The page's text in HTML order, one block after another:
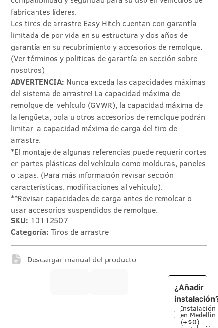
fabricantes líderes.
Los tiros de arrastre Easy Hitch cuentan con garantía
limitada de por vida en su estructura y dos años de
garantía en su recubrimiento y accesorios de remolque.
(Ver términos y politicas de garantía en sección sobre
nosotros)
ADVERTENCIA: Nunca exceda las capacidades máximas
del sistema de arrastre! La capacidad máxima de
remolque del vehículo (GVWR), la capacidad máxima de
la lengüeta, bola u otros accesorios de remolque podrán
limitar la capacidad máxima de carga del tiro de
arrastre.
*El montaje de algunas referencias puede requerir cortes
en partes plásticas del vehículo como molduras, paneles
o tapas. (Para más información revisar sección
características, modificaciones al vehículo).
**Revisar capacidades de carga antes de remolcar o
usar accesorios suspendidos de remolque.
SKU: 10112507
Categoría: Tiros de arrastre
Descargar manual del producto
¿Añadir
Instalación
en Medellín
(+$0)